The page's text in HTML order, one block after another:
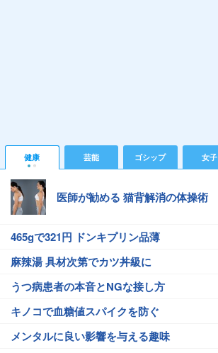
健康 芸能 ゴシップ 女子
医師が勧める 猫背解消の体操術
465gで321円 ドンキプリン品薄
麻辣湯 具材次第でカツ丼級に
うつ病患者の本音とNGな接し方
キノコで血糖値スパイクを防ぐ
メンタルに良い影響を与える趣味